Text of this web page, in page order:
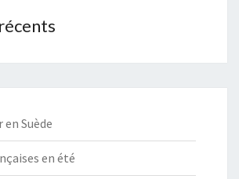
en Suède
en été